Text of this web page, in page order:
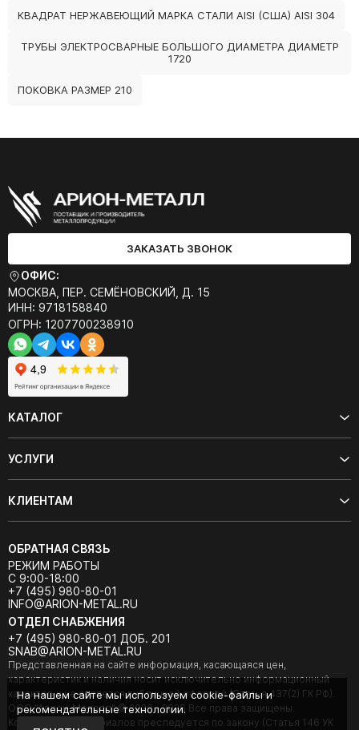
КВАДРАТ НЕРЖАВЕЮЩИЙ МАРКА СТАЛИ AISI (США) AISI 304
ТРУБЫ ЭЛЕКТРОСВАРНЫЕ БОЛЬШОГО ДИАМЕТРА ДИАМЕТР
1720
ПОКОВКА РАЗМЕР 210
ЗАКАЗАТЬ ЗВОНОК
ОФИС:
МОСКВА, ПЕР. СЕМЁНОВСКИЙ, Д. 15
ИНН: 9718158840
ОГРН: 1207700238910
КАТАЛОГ
УСЛУГИ
КЛИЕНТАМ
ОБРАТНАЯ СВЯЗЬ
РЕЖИМ РАБОТЫ
С 9:00-18:00
+7 (495) 980-80-01
INFO@ARION-METAL.RU
ОТДЕЛ СНАБЖЕНИЯ
+7 (495) 980-80-01 ДОБ. 201
SNAB@ARION-METAL.RU
Представленная на сайте информация, касающаяся цен,
характеристик и наличия носит исключительно информационный
характер и не является публичной офертой (Статья 437(2) ГК РФ).
ООО "Арион-Металл" © 2020 - 2026 Все права защищены.
Копирование материалов преследуется по закону (Статья 146 УК
На нашем сайте мы используем cookie-файлы и
рекомендательные технологии.